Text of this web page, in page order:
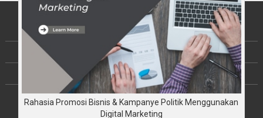
Tentang Kami
Berita
Disclaimer
Copyright © JalinKebersamaan.com 2026
All rights reserved
Rahasia Promosi Bisnis & Kampanye Politik Menggunakan
Digital Marketing